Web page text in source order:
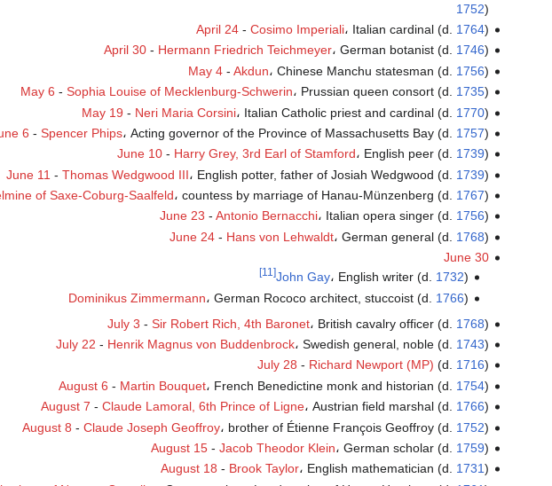
1752)
April 24- Cosimo Imperiali، Italian cardinal (d. 1764)
April 30- Hermann Friedrich Teichmeyer، German botanist (d. 1746)
May 4- Akdun، Chinese Manchu statesman (d. 1756)
May 6 - Sophia Louise of Mecklenburg-Schwerin، Prussian queen consort (d. 1735)
May 19 - Neri Maria Corsini، Italian Catholic priest and cardinal (d. 1770)
6 - Spencer Phips، Acting governor of the Province of Massachusetts Bay (d. 1757)
June 10- Harry Grey, 3rd Earl of Stamford، English peer (d. 1739)
June 11 - Thomas Wedgwood III، English potter, father of Josiah Wedgwood (d. 1739)
of Saxe-Coburg-Saalfeld، countess by marriage of Hanau-Münzenberg (d. 1767)
June 23 - Antonio Bernacchi، Italian opera singer (d. 1756)
June 24- Hans von Lehwaldt، German general (d. 1768)
June 30
John Gay، English writer (d. 1732)
[11]
Dominikus Zimmermann، German Rococo architect, stuccoist (d. 1766)
July 3 - Sir Robert Rich, 4th Baronet، British cavalry officer (d. 1768)
July 22 - Henrik Magnus von Buddenbrock، Swedish general, noble (d. 1743)
July 28 - Richard Newport (MP) (d. 1716)
August 6 - Martin Bouquet، French Benedictine monk and historian (d. 1754)
August 7 - Claude Lamoral, 6th Prince of Ligne، Austrian field marshal (d. 1766)
August 8 - Claude Joseph Geoffroy، brother of Étienne François Geoffroy (d. 1752)
August 15- Jacob Theodor Klein، German scholar (d. 1759)
August 18 - Brook Taylor، English mathematician (d. 1731)